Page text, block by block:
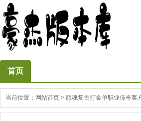
首页
当前位置： 网站首页 > 龍魂复古打金单职业传奇客